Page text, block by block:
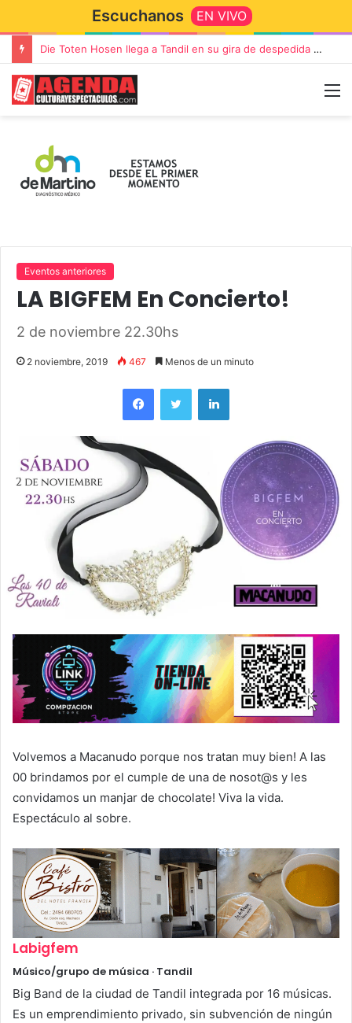
Escuchanos EN VIVO
Die Toten Hosen llega a Tandil en su gira de despedida «Fútbol, Asado, Vino y Adiós Amigos»
Eventos anteriores
LA BIGFEM En Concierto!
2 de noviembre 22.30hs
2 noviembre, 2019 467 Menos de un minuto
Volvemos a Macanudo porque nos tratan muy bien! A las
00 brindamos por el cumple de una de nosot@s y les
convidamos un manjar de chocolate! Viva la vida.
Espectáculo al sobre.
Labigfem
Músico/grupo de música · Tandil
Big Band de la ciudad de Tandil integrada por 16 músicas.
Es un emprendimiento privado, sin subvención de ningún